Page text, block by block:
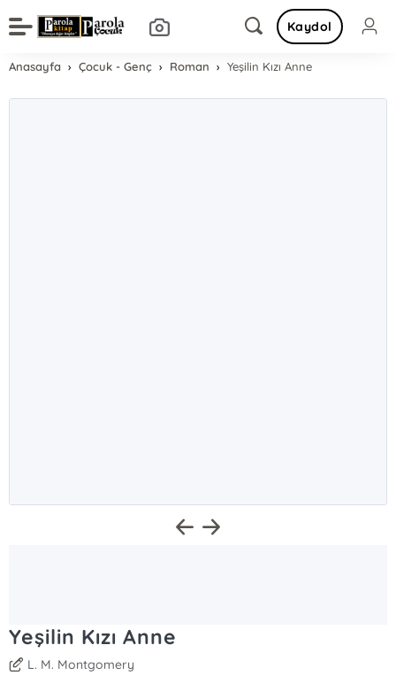
Kaydol
Anasayfa Çocuk - Genç Roman Yeşilin Kızı Anne
Yeşilin Kızı Anne
L. M. Montgomery